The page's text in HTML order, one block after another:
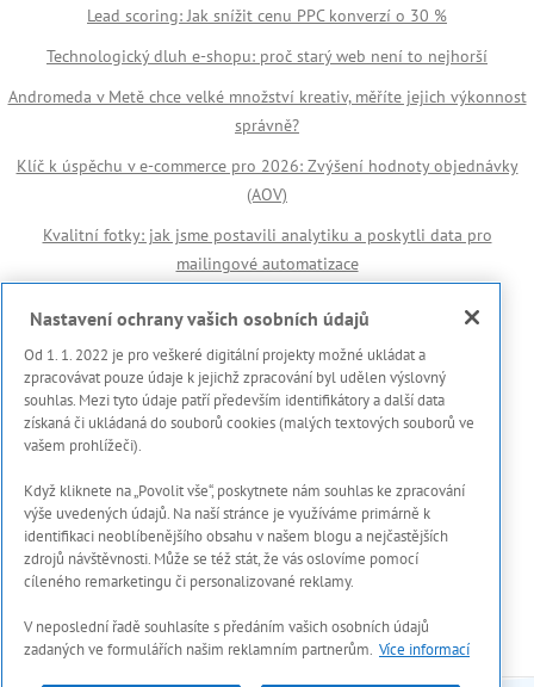
Lead scoring: Jak snížit cenu PPC konverzí o 30 %
Technologický dluh e-shopu: proč starý web není to nejhorší
Andromeda v Metě chce velké množství kreativ, měříte jejich výkonnost
správně?
Klíč k úspěchu v e-commerce pro 2026: Zvýšení hodnoty objednávky
(AOV)
Kvalitní fotky: jak jsme postavili analytiku a poskytli data pro
mailingové automatizace
Důležité odkazy
🏆 Reference
Prohlášení s použití cookies
Zásady ochrany osobních dat a dalších zpracovávaných údajů
Marketing Meter
Onboarding proces
Kontakty
Nastavení ochrany vašich osobních údajů
Od 1. 1. 2022 je pro veškeré digitální projekty možné ukládat a
zpracovávat pouze údaje k jejichž zpracování byl udělen výslovný
souhlas. Mezi tyto údaje patří především identifikátory a další data
získaná či ukládaná do souborů cookies (malých textových souborů ve
vašem prohlížeči).
Když kliknete na „Povolit vše“, poskytnete nám souhlas ke zpracování
výše uvedených údajů. Na naší stránce je využíváme primárně k
identifikaci neoblíbenějšího obsahu v našem blogu a nejčastějších
zdrojů návštěvnosti. Může se též stát, že vás oslovíme pomocí
cíleného remarketingu či personalizované reklamy.
V neposlední řadě souhlasíte s předáním vašich osobních údajů
zadaných ve formulářích našim reklamním partnerům. Více informací